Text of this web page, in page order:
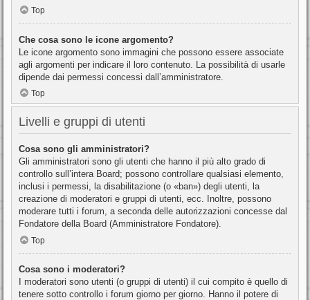
Top
Che cosa sono le icone argomento?
Le icone argomento sono immagini che possono essere associate
agli argomenti per indicare il loro contenuto. La possibilità di usarle
dipende dai permessi concessi dall’amministratore.
Top
Livelli e gruppi di utenti
Cosa sono gli amministratori?
Gli amministratori sono gli utenti che hanno il più alto grado di
controllo sull’intera Board; possono controllare qualsiasi elemento,
inclusi i permessi, la disabilitazione (o «ban») degli utenti, la
creazione di moderatori e gruppi di utenti, ecc. Inoltre, possono
moderare tutti i forum, a seconda delle autorizzazioni concesse dal
Fondatore della Board (Amministratore Fondatore).
Top
Cosa sono i moderatori?
I moderatori sono utenti (o gruppi di utenti) il cui compito è quello di
tenere sotto controllo i forum giorno per giorno. Hanno il potere di